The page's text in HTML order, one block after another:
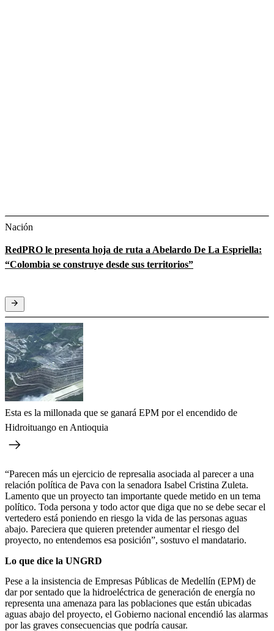
Nación
RedPRO le presenta hoja de ruta a Abelardo De La Espriella:
“Colombia se construye desde sus territorios”
Esta es la millonada que se ganará EPM por el encendido de
Hidroituango en Antioquia
“Parecen más un ejercicio de represalia asociada al parecer a una
relación política de Pava con la senadora Isabel Cristina Zuleta.
Lamento que un proyecto tan importante quede metido en un tema
político. Toda persona y todo actor que diga que no se debe secar el
vertedero está poniendo en riesgo la vida de las personas aguas
abajo. Pareciera que quieren pretender aumentar el riesgo del
proyecto, no entendemos esa posición”, sostuvo el mandatario.
Lo que dice la UNGRD
Pese a la insistencia de Empresas Públicas de Medellín (EPM) de
dar por sentado que la hidroeléctrica de generación de energía no
representa una amenaza para las poblaciones que están ubicadas
aguas abajo del proyecto, el Gobierno nacional encendió las alarmas
por las graves consecuencias que podría causar.